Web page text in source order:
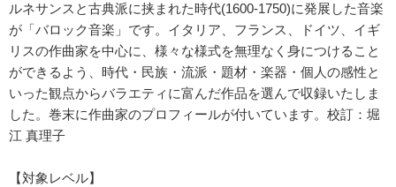
ルネサンスと古典派に挟まれた時代(1600-1750)に発展した音楽
が「バロック音楽」です。イタリア、フランス、ドイツ、イギ
リスの作曲家を中心に、様々な様式を無理なく身につけること
ができるよう、時代・民族・流派・題材・楽器・個人の感性と
いった観点からバラエティに富んだ作品を選んで収録いたしま
した。巻末に作曲家のプロフィールが付いています。校訂：堀
江 真理子
【対象レベル】